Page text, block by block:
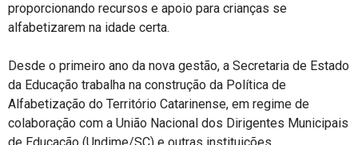
proporcionando recursos e apoio para crianças se
alfabetizarem na idade certa.
Desde o primeiro ano da nova gestão, a Secretaria de Estado
da Educação trabalha na construção da Política de
Alfabetização do Território Catarinense, em regime de
colaboração com a União Nacional dos Dirigentes Municipais